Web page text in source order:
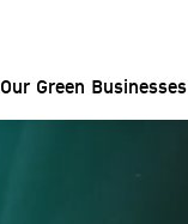
Our Green Businesses